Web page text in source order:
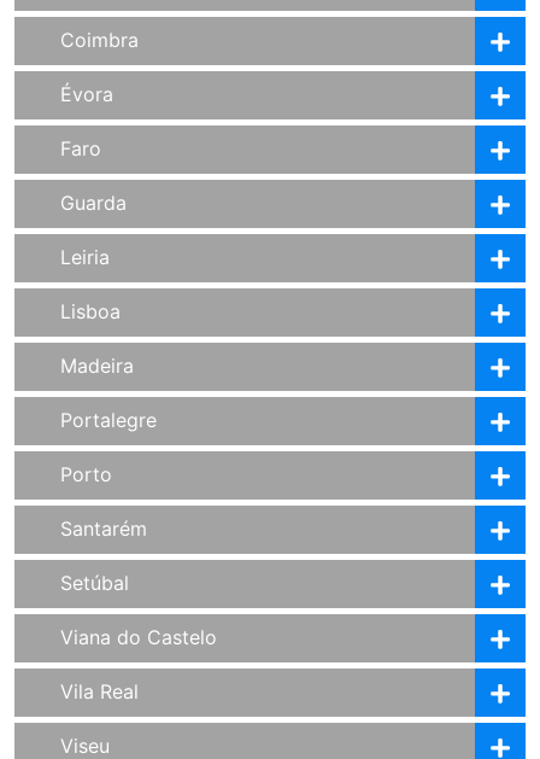
Coimbra
Évora
Faro
Guarda
Leiria
Lisboa
Madeira
Portalegre
Porto
Santarém
Setúbal
Viana do Castelo
Vila Real
Viseu